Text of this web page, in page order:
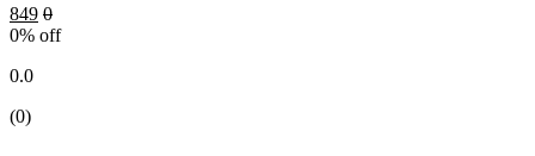
849 0
0% off
0.0
(0)